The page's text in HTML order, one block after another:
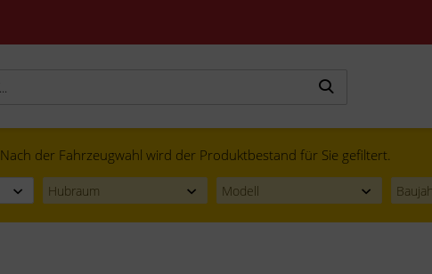
Nach der Fahrzeugwahl wird der Produktbestand für Sie gefiltert.